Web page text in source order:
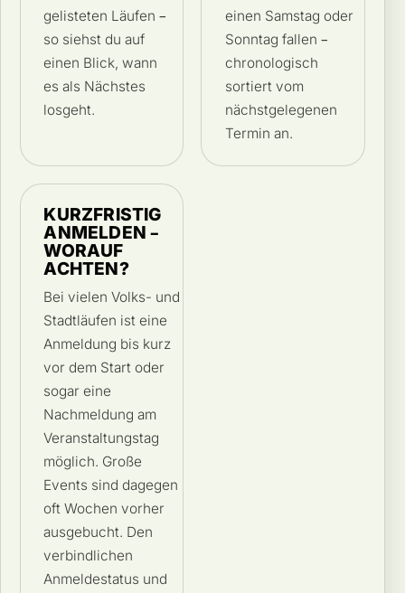
gelisteten Läufen –
so siehst du auf
einen Blick, wann
es als Nächstes
losgeht.
einen Samstag oder
Sonntag fallen –
chronologisch
sortiert vom
nächstgelegenen
Termin an.
KURZFRISTIG
ANMELDEN –
WORAUF
ACHTEN?
Bei vielen Volks- und
Stadtläufen ist eine
Anmeldung bis kurz
vor dem Start oder
sogar eine
Nachmeldung am
Veranstaltungstag
möglich. Große
Events sind dagegen
oft Wochen vorher
ausgebucht. Den
verbindlichen
Anmeldestatus und